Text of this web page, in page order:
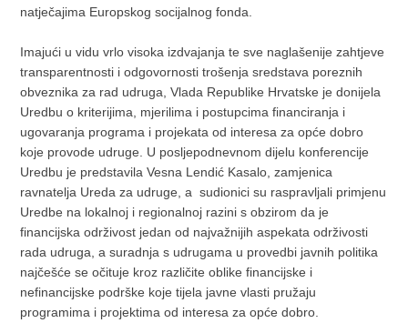
natječajima Europskog socijalnog fonda.
Imajući u vidu vrlo visoka izdvajanja te sve naglašenije zahtjeve
transparentnosti i odgovornosti trošenja sredstava poreznih
obveznika za rad udruga, Vlada Republike Hrvatske je donijela
Uredbu o kriterijima, mjerilima i postupcima financiranja i
ugovaranja programa i projekata od interesa za opće dobro
koje provode udruge. U posljepodnevnom dijelu konferencije
Uredbu je predstavila Vesna Lendić Kasalo, zamjenica
ravnatelja Ureda za udruge, a sudionici su raspravljali primjenu
Uredbe na lokalnoj i regionalnoj razini s obzirom da je
financijska održivost jedan od najvažnijih aspekata održivosti
rada udruga, a suradnja s udrugama u provedbi javnih politika
najčešće se očituje kroz različite oblike financijske i
nefinancijske podrške koje tijela javne vlasti pružaju
programima i projektima od interesa za opće dobro.